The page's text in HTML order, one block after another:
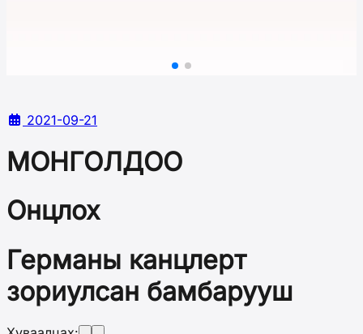
2021-09-21
МОНГОЛДОО
Онцлох
Германы канцлерт
зориулсан бамбарууш